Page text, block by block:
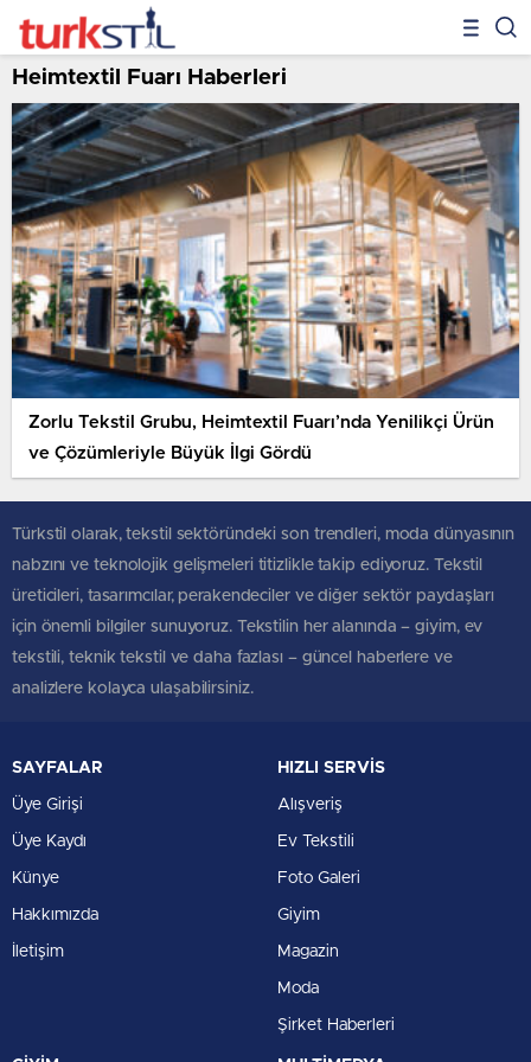
Heimtextil Fuarı Haberleri
Zorlu Tekstil Grubu, Heimtextil Fuarı’nda Yenilikçi Ürün
ve Çözümleriyle Büyük İlgi Gördü
Türkstil olarak, tekstil sektöründeki son trendleri, moda dünyasının
nabzını ve teknolojik gelişmeleri titizlikle takip ediyoruz. Tekstil
üreticileri, tasarımcılar, perakendeciler ve diğer sektör paydaşları
için önemli bilgiler sunuyoruz. Tekstilin her alanında – giyim, ev
tekstili, teknik tekstil ve daha fazlası – güncel haberlere ve
analizlere kolayca ulaşabilirsiniz.
SAYFALAR
Üye Girişi
Üye Kaydı
Künye
Hakkımızda
İletişim
HIZLI SERVİS
Alışveriş
Ev Tekstili
Foto Galeri
Giyim
Magazin
Moda
Şirket Haberleri